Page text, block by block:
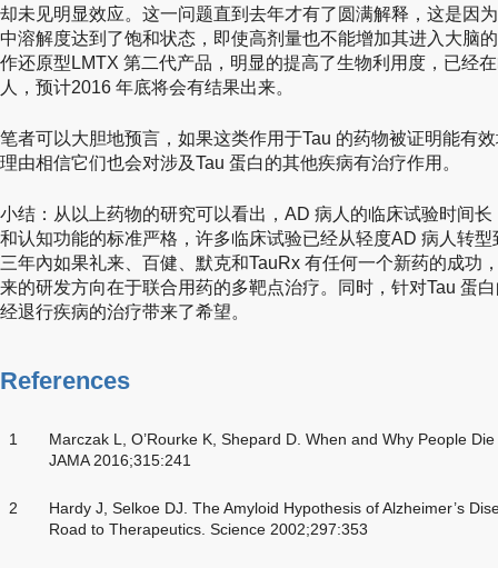
却未见明显效应。这一问题直到去年才有了圆满解释，这是因
中溶解度达到了饱和状态，即使高剂量也不能增加其进入大脑
作还原型LMTX 第二代产品，明显的提高了生物利用度，已经
人，预计2016 年底将会有结果出来。
笔者可以大胆地预言，如果这类作用于Tau 的药物被证明能有
理由相信它们也会对涉及Tau 蛋白的其他疾病有治疗作用。
小结：从以上药物的研究可以看出，AD 病人的临床试验时间
和认知功能的标准严格，许多临床试验已经从轻度AD 病人转
三年內如果礼来、百健、默克和TauRx 有任何一个新药的成功
来的研发方向在于联合用药的多靶点治疗。同时，针对Tau 蛋
经退行疾病的治疗带来了希望。
References
1
Marczak L, O’Rourke K, Shepard D. When and Why People
JAMA 2016;315:241
2
Hardy J, Selkoe DJ. The Amyloid Hypothesis of Alzheimer’s
Road to Therapeutics. Science 2002;297:353